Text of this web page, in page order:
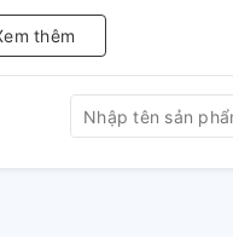
năng lượng, COP của
thêm